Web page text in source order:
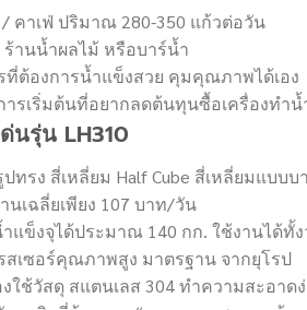
คาเฟ่ ปริมาณ 280-350 แก้วต่อวัน
านน้ำผลไม้ หรือบาร์น้ำ
ที่ต้องการน้ำแข็งสวย คุมคุณภาพได้เอง
ารเริ่มต้นที่อยากลดต้นทุนซื้อเครื่องทำน้
นรุ่น LH310
ทรง สี่เหลี่ยม Half Cube สี่เหลี่ยมแบบ
นเฉลี่ยเพียง 107 บาท/วัน
ำแข็งจุได้ประมาณ 140 กก. ใช้งานได้ทั้
เซอร์คุณภาพสูง มาตรฐาน จากยุโรป
งใช้วัสดุ สแตนเลส 304 ทำความสะอาด